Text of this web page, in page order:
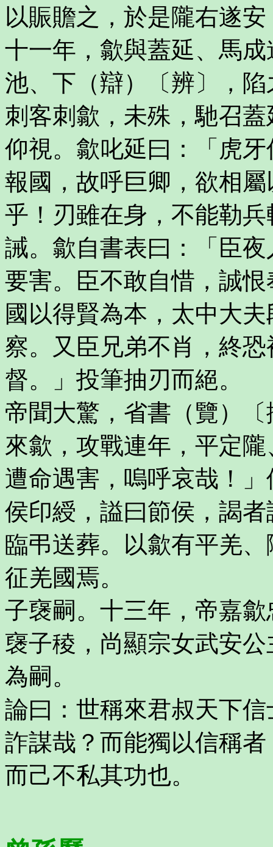
以賑贍之，於是隴右遂
十一年，歙與蓋延、馬
池、下（辯）〔辨〕，
刺客刺歙，未殊，馳召
仰視。歙叱延曰：「虎
報國，故呼巨卿，欲相
乎！刃雖在身，不能勒
誡。歙自書表曰：「臣
要害。臣不敢自惜，誠
國以得賢為本，太中大
察。又臣兄弟不肖，終
督。」投筆抽刃而絕。
帝聞大驚，省書（覽）
來歙，攻戰連年，平定
遭命遇害，嗚呼哀哉！
侯印綬，謚曰節侯，謁
臨弔送葬。以歙有平羌
征羌國焉。
子襃嗣。十三年，帝嘉
襃子稜，尚顯宗女武安
為嗣。
論曰：世稱來君叔天下
詐謀哉？而能獨以信稱
而己不私其功也。